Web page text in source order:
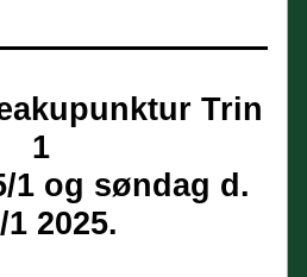
Trin
1
1 og søndag d.
1 2025.